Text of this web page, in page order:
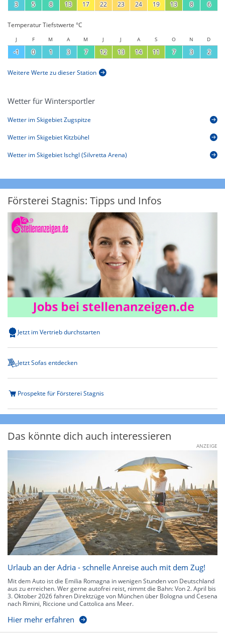
3 5 8 13 17 22 23 24 19 13 8 6
Temperatur Tiefstwerte °C
J F M A M J J A S O N D
-1 0 1 3 7 12 13 14 11 7 3 2
Weitere Werte zu dieser Station
Wetter für Wintersportler
Wetter im Skigebiet Zugspitze
Wetter im Skigebiet Kitzbühel
Wetter im Skigebiet Ischgl (Silvretta Arena)
Försterei Stagnis: Tipps und Infos
Jetzt im Vertrieb durchstarten
Jetzt Sofas entdecken
Prospekte für Försterei Stagnis
Das könnte dich auch interessieren
ANZEIGE
Urlaub an der Adria - schnelle Anreise auch mit dem Zug!
Mit dem Auto ist die Emilia Romagna in wenigen Stunden von Deutschland
aus zu erreichen. Wer gerne autofrei reist, nimmt die Bahn: Von 2. April bis
3. Oktober 2026 fahren Direktzüge von München über Bologna und Cesena
nach Rimini, Riccione und Cattolica ans Meer.
Hier mehr erfahren